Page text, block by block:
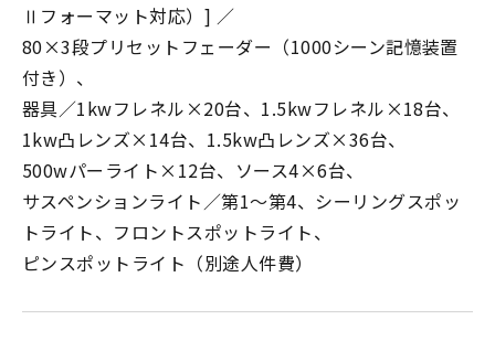
Ⅱフォーマット対応）] ／
80×3段プリセットフェーダー（1000シーン記憶装置
付き）、
器具／1kwフレネル×20台、1.5kwフレネル×18台、
1kw凸レンズ×14台、1.5kw凸レンズ×36台、
500wパーライト×12台、ソース4×6台、
サスペンションライト／第1～第4、シーリングスポッ
トライト、フロントスポットライト、
ピンスポットライト（別途人件費）